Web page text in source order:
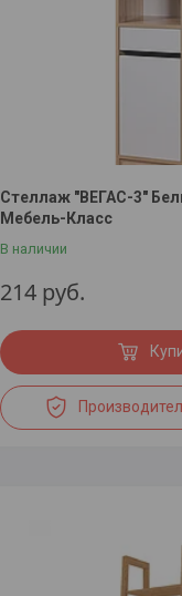
Стеллаж "ВЕГАС-3"
Мебель-Класс
В наличии
214 руб.